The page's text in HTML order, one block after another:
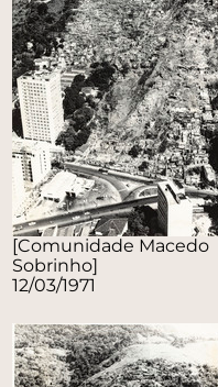
[Comunidade Macedo
Sobrinho]
12/03/1971